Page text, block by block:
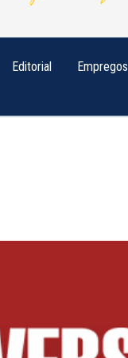
Editorial Empregos